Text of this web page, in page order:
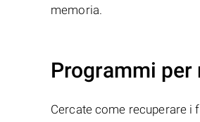
memoria.
Programmi per
Cercate come recuperare i